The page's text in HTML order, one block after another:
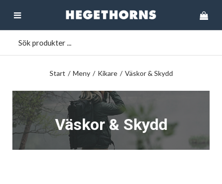
Start / Meny / Kikare / Väskor & Skydd
Väskor & Skydd